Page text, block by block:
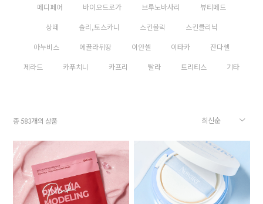
메디페어
바이오드로가 브루노바사리
뷰티메드
상떼
숄리,토스카니 스킨볼릭
스킨클리닉
아누비스
에끌라뒤땅 이안셀 이타카
잔다셀
제라드
카푸치니 카프리 탈라 트리티스 기타
총583개의 상품